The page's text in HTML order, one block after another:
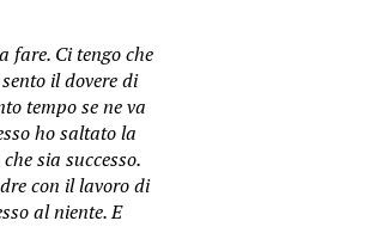
fare. Ci tengo che
il dovere di
tempo se ne va
ho saltato la
sia successo.
con il lavoro di
al niente. E